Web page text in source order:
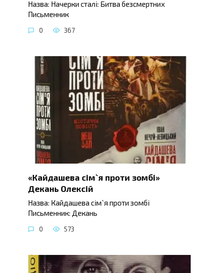
Назва: Начерки сталі: Битва безсмертних
Письменник
0 367
«Кайдашева сім`я проти зомбі»
Декань Олексій
Назва: Кайдашева сім`я проти зомбі
Письменник: Декань
0 573